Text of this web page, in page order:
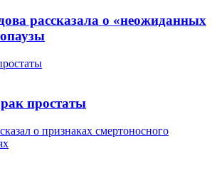
рассказала о «неожиданных
простаты
о признаках смертоносного